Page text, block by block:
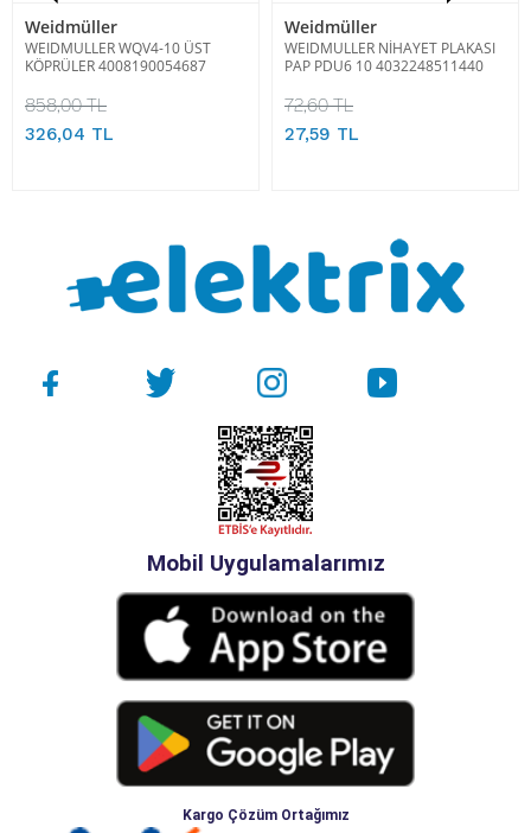
Weidmüller
WEIDMULLER WQV4-10 ÜST
KÖPRÜLER 4008190054687
858,00 TL
326,04 TL
Weidmüller
WEIDMULLER NİHAYET PLAKASI
PAP PDU6 10 4032248511440
72,60 TL
27,59 TL
Mobil Uygulamalarımız
Kargo Çözüm Ortağımız